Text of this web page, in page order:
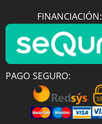
FINANCIACIÓN:
PAGO SEGURO: